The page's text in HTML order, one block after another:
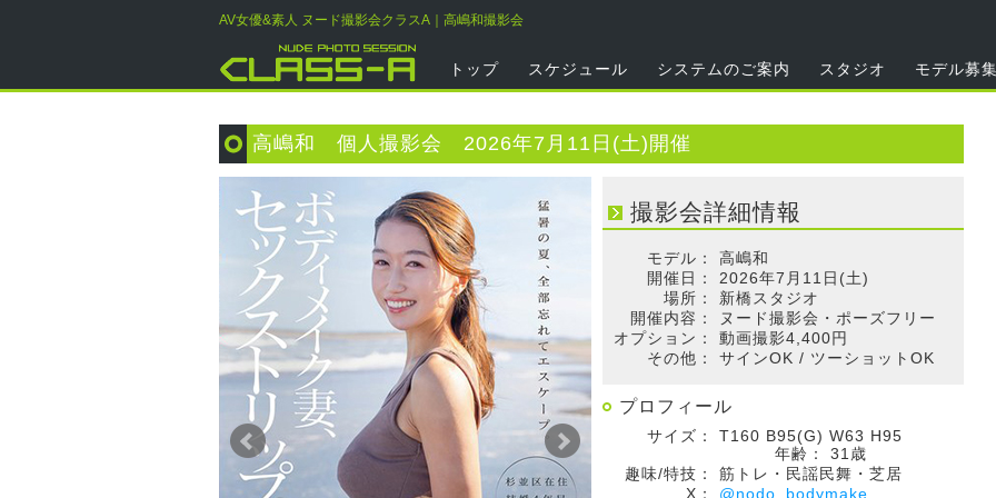
AV女優&素人 ヌード撮影会クラスA｜高嶋和撮影会
トップ スケジュール システムのご案内 スタジオ モデル募
高嶋和 個人撮影会 2026年7月11日(土)開催
撮影会詳細情報
モデル：
高嶋和
開催日：
2026年7月11日(土)
場所：
新橋スタジオ
開催内容：
ヌード撮影会・ポーズフリー
オプション：
動画撮影4,400円
その他：
サインOK / ツーショットOK
プロフィール
サイズ：
T160 B95(G) W63 H95
年齢：
31歳
趣味/特技：
筋トレ・民謡民舞・芝居
X：
@nodo_bodymake